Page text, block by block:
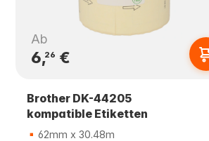
Ab
6,26 €
Brother DK-44205
kompatible Etiketten
62mm x 30.48m